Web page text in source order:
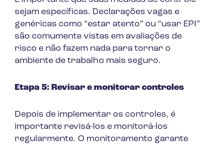
sejam específicas. Declarações vagas e
genéricas como “estar atento” ou “usar EPI”
são comumente vistas em avaliações de
risco e não fazem nada para tornar o
ambiente de trabalho mais seguro.
Etapa 5: Revisar e monitorar controles
Depois de implementar os controles, é
importante revisá-los e monitorá-los
regularmente. O monitoramento garante